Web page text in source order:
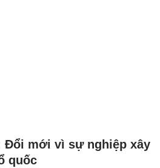
Đổi mới vì sự nghiệp xây
quốc